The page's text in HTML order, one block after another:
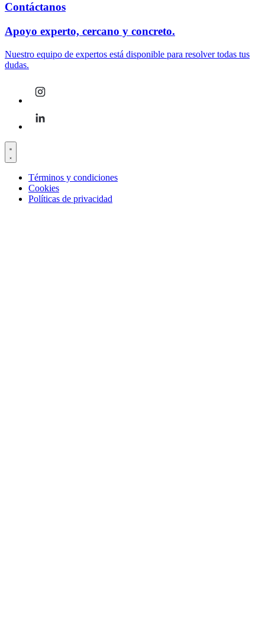
Contáctanos
Apoyo experto, cercano y concreto.
Nuestro equipo de expertos está disponible para resolver todas tus
dudas.
Términos y condiciones
Cookies
Políticas de privacidad